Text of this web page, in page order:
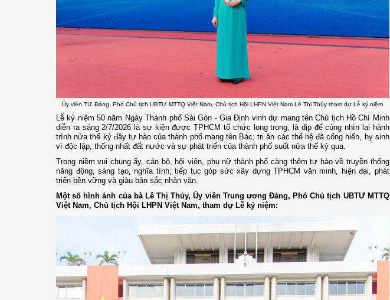
Ủy viên TƯ Đảng, Phó Chủ tịch UBTƯ MTTQ Việt Nam, Chủ tịch Hội LHPN Việt Nam Lê Thị Thủy tham dự Lễ kỷ niệm
Lễ kỷ niệm 50 năm Ngày Thành phố Sài Gòn - Gia Định vinh dự mang tên Chủ tịch Hồ Chí Minh
diễn ra sáng 2/7/2026 là sự kiện được TPHCM tổ chức long trọng, là dịp để cùng nhìn lại hành
trình nửa thế kỷ đầy tự hào của thành phố mang tên Bác; tri ân các thế hệ đã cống hiến, hy sinh
vì độc lập, thống nhất đất nước và sự phát triển của thành phố suốt nửa thế kỷ qua.
Trong niềm vui chung ấy, cán bộ, hội viên, phụ nữ thành phố càng thêm tự hào về truyền thống
năng động, sáng tạo, nghĩa tình; tiếp tục góp sức xây dựng TPHCM văn minh, hiện đại, phát
triển bền vững và giàu bản sắc nhân văn.
Một số hình ảnh của bà Lê Thị Thủy, Ủy viên Trung ương Đảng, Phó Chủ tịch UBTƯ MTTQ
Việt Nam, Chủ tịch Hội LHPN Việt Nam, tham dự Lễ kỷ niệm: